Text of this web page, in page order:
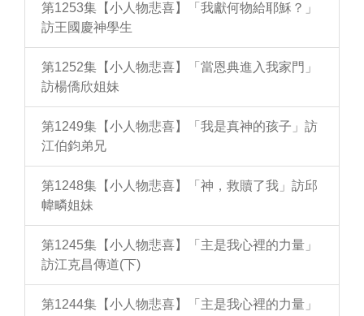
第1253集【小人物悲喜】「我獻何物給耶穌？」
訪王國慶神學生
第1252集【小人物悲喜】「當恩典進入我家門」
訪楊僑欣姐妹
第1249集【小人物悲喜】「我是真神的孩子」訪
江伯鈞弟兄
第1248集【小人物悲喜】「神，救贖了我」訪邱
幃疄姐妹
第1245集【小人物悲喜】「主是我心裡的力量」
訪江克昌傳道(下)
第1244集【小人物悲喜】「主是我心裡的力量」